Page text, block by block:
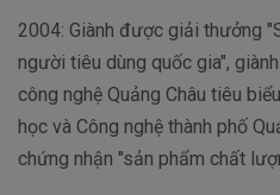
2004: Giành được giải thưởng
người tiêu dùng quốc gia",
công nghệ Quảng Châu tiêu
học và Công nghệ thành phố
chứng nhận "sản phẩm chất